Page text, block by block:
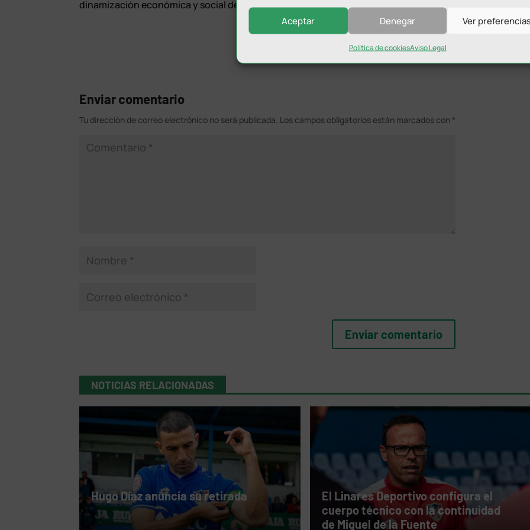
Aceptar Denegar Ver
Política de cookiesAviso Legal
dinamización económica y social de Linares.
Enviar comentario
Tu dirección de correo electrónico no será publicada. Los campos obligatorios están marcados con *
NOTICIAS RELACIONADAS
Hugo Díaz anuncia su retirada
El Linares Deportivo configura el
cuerpo técnico con la continuidad
de Miguel de la Fuente